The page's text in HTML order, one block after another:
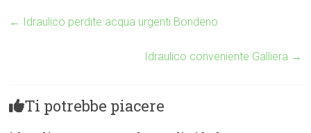
← Idraulico perdite acqua urgenti Bondeno
Idraulico conveniente Galliera →
Ti potrebbe piacere